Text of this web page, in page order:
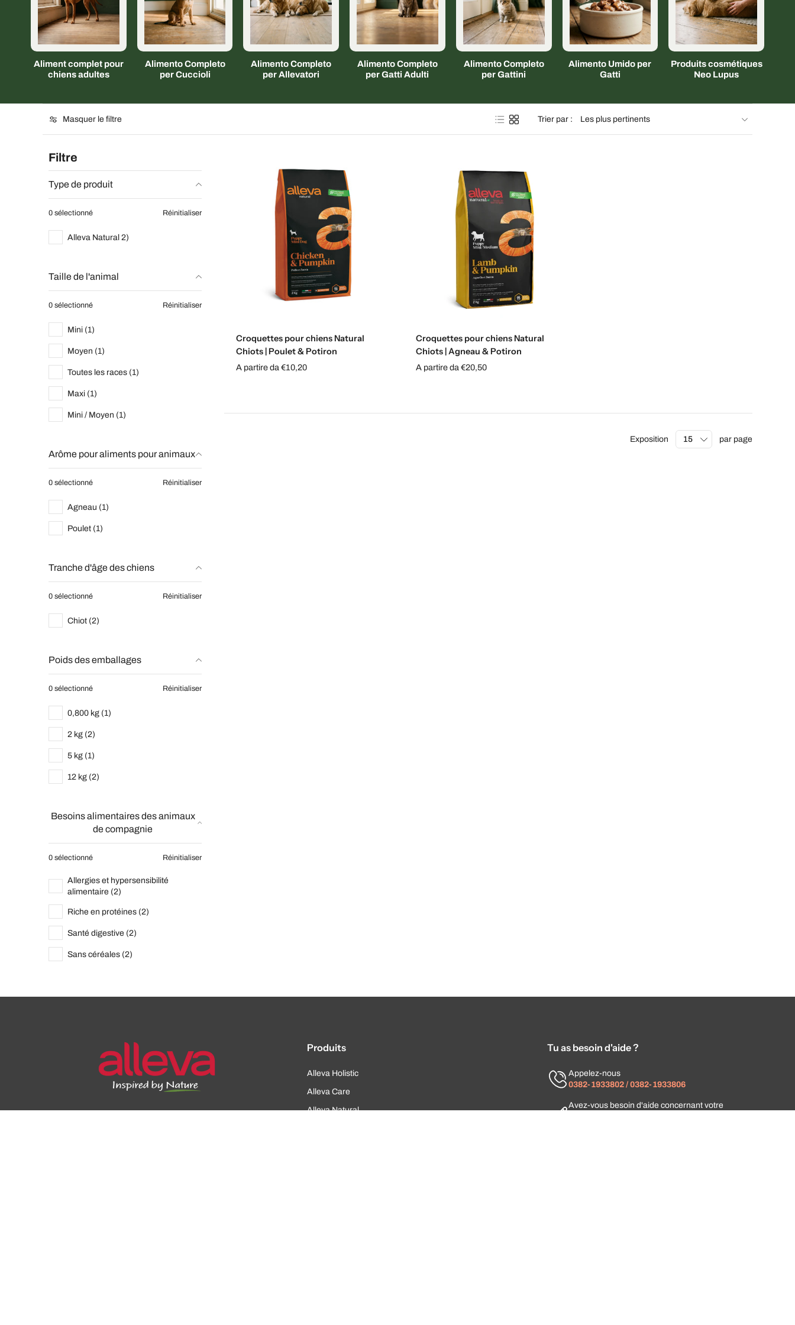
Aliment complet pour
chiens adultes
Alimento Completo
per Cuccioli
Alimento Completo
per Allevatori
Alimento Completo
per Gatti Adulti
Alimento Completo
per Gattini
Alimento Umido per
Gatti
Produits cosmétiques
Neo Lupus
Masquer le filtre Trier par :
Filtre
Type de produit
0 sélectionné Réinitialiser
Alleva Natural 2)
Taille de l'animal
0 sélectionné Réinitialiser
Mini (1)
Moyen (1)
Toutes les races (1)
Maxi (1)
Mini / Moyen (1)
Arôme pour aliments pour animaux
0 sélectionné Réinitialiser
Agneau (1)
Poulet (1)
Tranche d'âge des chiens
0 sélectionné Réinitialiser
Chiot (2)
Poids des emballages
0 sélectionné Réinitialiser
0,800 kg (1)
2 kg (2)
5 kg (1)
12 kg (2)
Besoins alimentaires des animaux
de compagnie
0 sélectionné Réinitialiser
Allergies et hypersensibilité
alimentaire (2)
Riche en protéines (2)
Santé digestive (2)
Sans céréales (2)
Croquettes pour chiens Natural
Chiots | Poulet & Potiron
A partire da €10,20
Croquettes pour chiens Natural
Chiots | Agneau & Potiron
A partire da €20,50
Exposition par page
Produits
Alleva Holistic
Alleva Care
Alleva Natural
Tu as besoin d'aide ?
Appelez-nous
0382-1933802 / 0382-1933806
Avez-vous besoin d'aide concernant votre